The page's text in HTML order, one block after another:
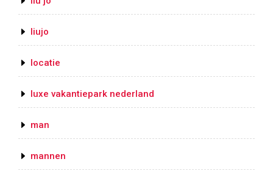
liujo
locatie
luxe vakantiepark nederland
man
mannen